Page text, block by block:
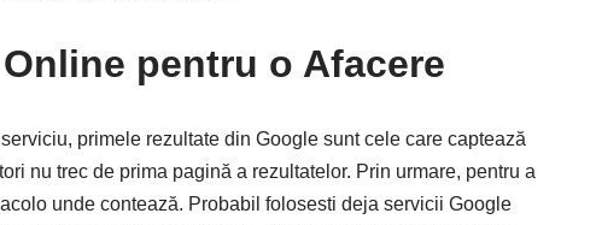
pentru o Afacere
primele rezultate din Google sunt cele care captează
nu trec de prima pagină a rezultatelor. Prin urmare, pentru a
unde contează. Probabil folosesti deja servicii Google